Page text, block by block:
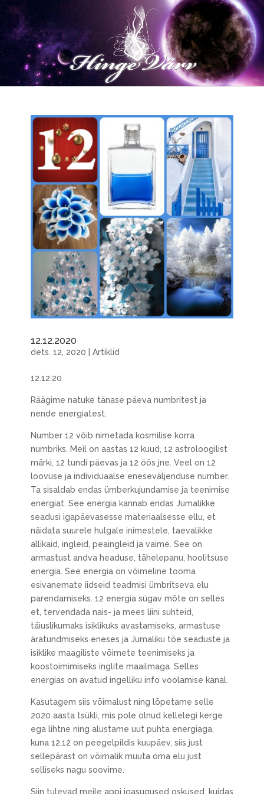
12.12.2020
dets. 12, 2020 Artiklid
12.12.20
Räägime natuke tänase päeva numbritest ja
nende energiatest.
Number 12 võib nimetada kosmilise korra
numbriks. Meil on aastas 12 kuud, 12 astroloogilist
märki, 12 tundi päevas ja 12 öös jne. Veel on 12
loovuse ja individuaalse eneseväljenduse number.
Ta sisaldab endas ümberkujundamise ja teenimise
energiat. See energia kannab endas Jumalikke
seadusi igapäevasesse materiaalsesse ellu, et
näidata suurele hulgale inimestele, taevalikke
allikaid, ingleid, peaingleid ja vaime. See on
armastust andva headuse, tähelepanu, hoolitsuse
energia. See energia on võimeline tooma
esivanemate iidseid teadmisi ümbritseva elu
parendamiseks. 12 energia sügav mõte on selles
et, tervendada nais- ja mees liini suhteid,
täiuslikumaks isiklikuks avastamiseks, armastuse
äratundmiseks eneses ja Jumaliku tõe seaduste ja
isiklike maagiliste võimete teenimiseks ja
koostoimimiseks inglite maailmaga. Selles
energias on avatud ingelliku info voolamise kanal.
Kasutagem siis võimalust ning lõpetame selle
2020 aasta tsükli, mis pole olnud kellelegi kerge
ega lihtne ning alustame uut puhta energiaga,
kuna 12.12 on peegelpildis kuupäev, siis just
sellepärast on võimalik muuta oma elu just
selliseks nagu soovime.
Siin tulevad meile appi igasugused oskused, kuidas